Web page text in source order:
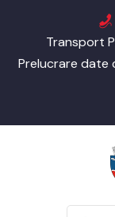
Transport
Prelucrare date